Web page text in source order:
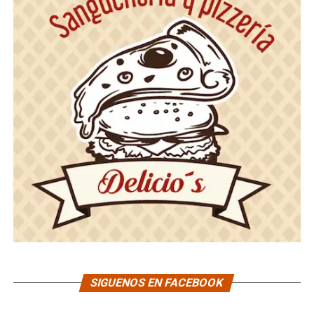
SIGUENOS EN FACEBOOK